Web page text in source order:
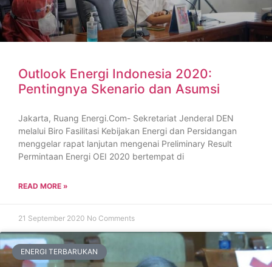
Outlook Energi Indonesia 2020:
Pentingnya Skenario dan Asumsi
Jakarta, Ruang Energi.Com- Sekretariat Jenderal DEN
melalui Biro Fasilitasi Kebijakan Energi dan Persidangan
menggelar rapat lanjutan mengenai Preliminary Result
Permintaan Energi OEI 2020 bertempat di
READ MORE »
21 September 2020 No Comments
ENERGI TERBARUKAN